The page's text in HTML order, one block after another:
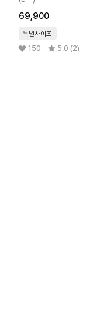
69,900
특별사이즈
150 5.0 (2)